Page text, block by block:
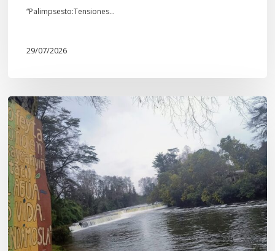
“Palimpsesto:Tensiones…
29/07/2026
En
defensa
del
Salto
Donguil
y
el
territorio